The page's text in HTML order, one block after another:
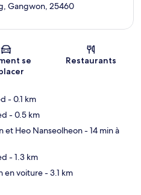
Carte
Gangwon, 25460
se
Restaurants
- 0.1 km
- 0.5 km
et Heo Nanseolheon- 14 min à
- 1.3 km
en voiture- 3.1 km